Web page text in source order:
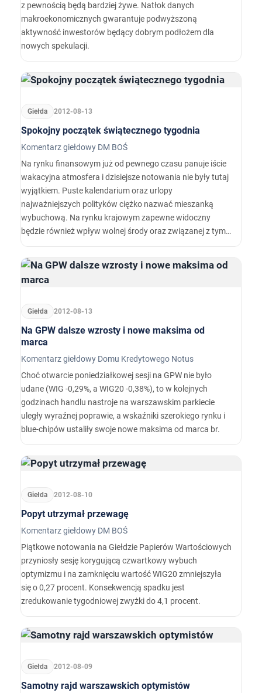
z pewnością będą bardziej żywe. Natłok danych
makroekonomicznych gwarantuje podwyższoną
aktywność inwestorów będący dobrym podłożem dla
nowych spekulacji.
Giełda 2012-08-13
Spokojny początek świątecznego tygodnia
Komentarz giełdowy DM BOŚ
Na rynku finansowym już od pewnego czasu panuje iście
wakacyjna atmosfera i dzisiejsze notowania nie były tutaj
wyjątkiem. Puste kalendarium oraz urlopy
najważniejszych polityków ciężko nazwać mieszanką
wybuchową. Na rynku krajowym zapewne widoczny
będzie również wpływ wolnej środy oraz związanej z tym
Giełda 2012-08-13
Na GPW dalsze wzrosty i nowe maksima od
marca
Komentarz giełdowy Domu Kredytowego Notus
Choć otwarcie poniedziałkowej sesji na GPW nie było
udane (WIG -0,29%, a WIG20 -0,38%), to w kolejnych
godzinach handlu nastroje na warszawskim parkiecie
uległy wyraźnej poprawie, a wskaźniki szerokiego rynku i
blue-chipów ustaliły swoje nowe maksima od marca br.
Giełda 2012-08-10
Popyt utrzymał przewagę
Komentarz giełdowy DM BOŚ
Piątkowe notowania na Giełdzie Papierów Wartościowych
przyniosły sesję korygującą czwartkowy wybuch
optymizmu i na zamknięciu wartość WIG20 zmniejszyła
się o 0,27 procent. Konsekwencją spadku jest
zredukowanie tygodniowej zwyżki do 4,1 procent.
Giełda 2012-08-09
Samotny rajd warszawskich optymistów